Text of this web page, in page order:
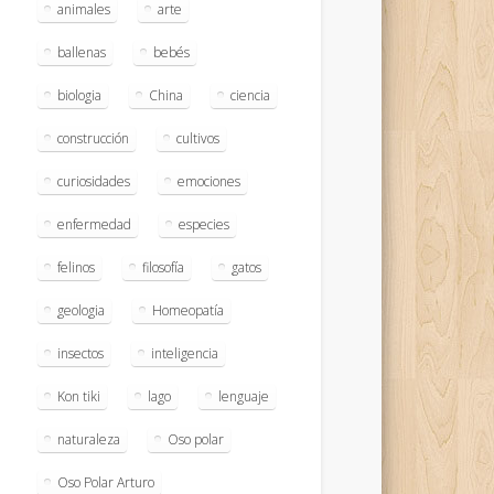
animales arte
ballenas bebés
biologia China ciencia
construcción cultivos
curiosidades emociones
enfermedad especies
felinos filosofía gatos
geologia Homeopatía
insectos inteligencia
Kon tiki lago lenguaje
naturaleza Oso polar
Oso Polar Arturo